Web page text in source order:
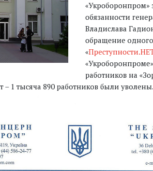
обязанности
Владислава
обращение
«
работников на
– 1 тысяча 890 работников были уволены.